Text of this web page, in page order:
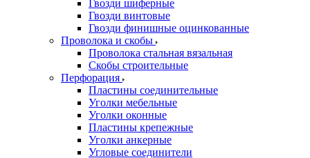
Гвозди шиферные
Гвозди винтовые
Гвозди финишные оцинкованные
Проволока и скобы
Проволока стальная вязальная
Скобы строительные
Перфорация
Пластины соединительные
Уголки мебельные
Уголки оконные
Пластины крепежные
Уголки анкерные
Угловые соединители